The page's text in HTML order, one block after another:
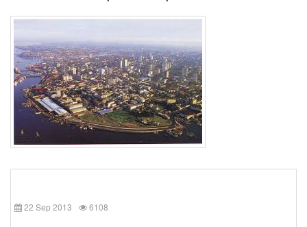
22 Sep 2013 6108